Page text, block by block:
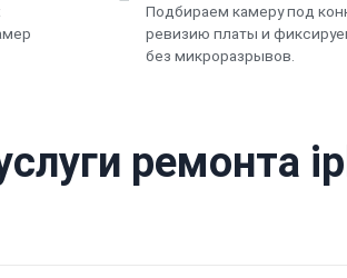
Подбираем камеру под
ревизию платы и
без микроразрывов.
ремонта